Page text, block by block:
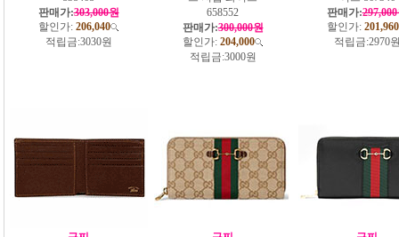
판매가:303,000원
할인가: 206,040
적립금:3030원
658552
판매가:300,000원
할인가: 204,000
적립금:3000원
판매가:
할인가: 201,960
적립금:2970